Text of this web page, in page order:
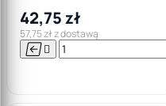
42,75 zł
57,75 zł z dostawą
 